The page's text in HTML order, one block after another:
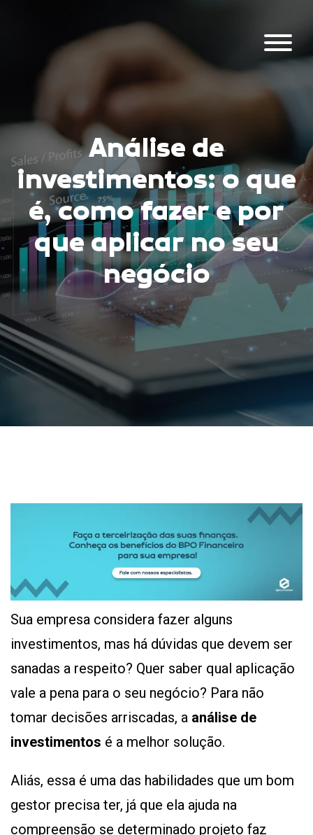
Análise de
investimentos: o que
é, como fazer e por
que aplicar no seu
negócio
Sua empresa considera fazer alguns
investimentos, mas há dúvidas que devem ser
sanadas a respeito? Quer saber qual aplicação
vale a pena para o seu negócio? Para não
tomar decisões arriscadas, a análise de
investimentos é a melhor solução.
Aliás, essa é uma das habilidades que um bom
gestor precisa ter, já que ela ajuda na
compreensão se determinado projeto faz